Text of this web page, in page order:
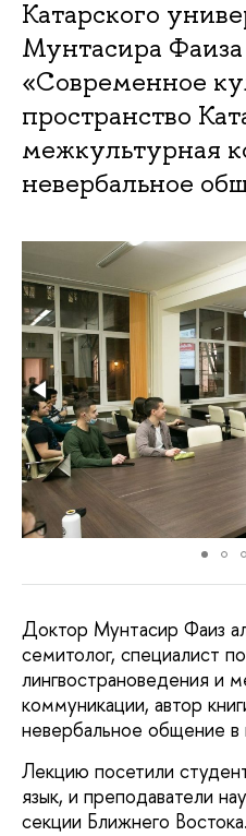
Катарского
Мунтасира
«Современное
пространство
межкультурная
невербальное
Доктор Мунтасир Фаиз
семитолог, специалист
лингвострановедения и
коммуникации, автор
невербальное общение в
Лекцию посетили
язык, и преподаватели
секции Ближнего Востока.